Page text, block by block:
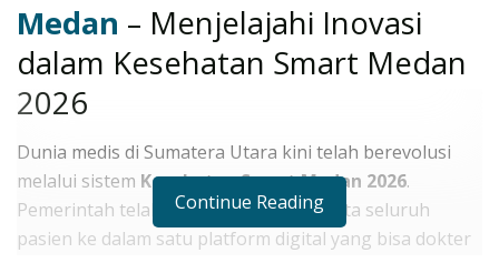
Medan – Menjelajahi Inovasi
dalam Kesehatan Smart Medan
2026
Dunia medis di Sumatera Utara kini telah berevolusi
melalui sistem Kesehatan Smart Medan 2026.
Pemerintah telah mengintegrasikan data seluruh
pasien ke dalam satu platform digital yang bisa dokter
Continue Reading